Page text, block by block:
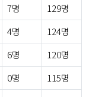
7명
129명
4명
124명
6명
120명
0명
115명